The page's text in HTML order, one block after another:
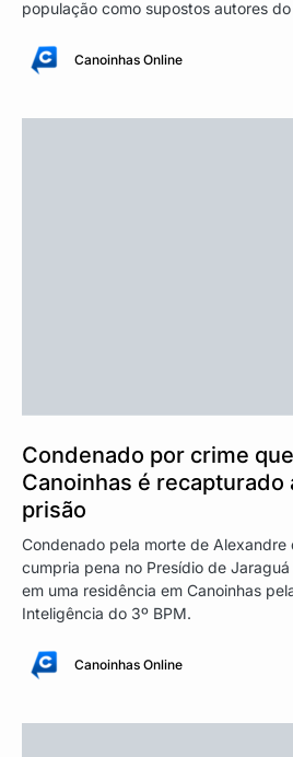
população como supostos autores
Canoinhas Online
Condenado por crime
Canoinhas é recapturado
prisão
Condenado pela morte de Alexandre
cumpria pena no Presídio de
em uma residência em Canoinhas
Inteligência do 3º BPM.
Canoinhas Online